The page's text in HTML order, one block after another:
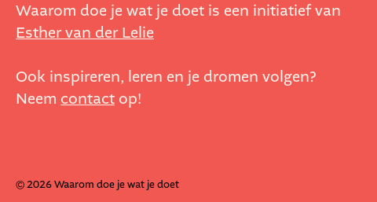
Waarom doe je wat je doet is een initiatief van
Esther van der Lelie
Ook inspireren, leren en je dromen volgen?
Neem contact op!
© 2026 Waarom doe je wat je doet